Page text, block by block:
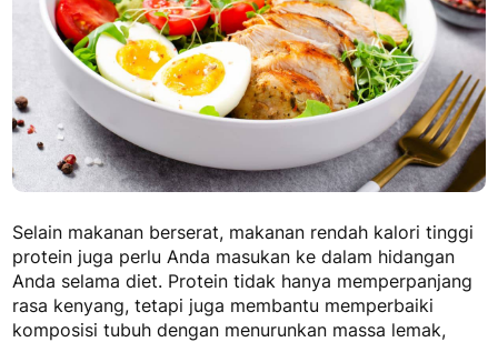
Selain makanan berserat, makanan rendah kalori tinggi
protein juga perlu Anda masukan ke dalam hidangan
Anda selama diet. Protein tidak hanya memperpanjang
rasa kenyang, tetapi juga membantu memperbaiki
komposisi tubuh dengan menurunkan massa lemak,